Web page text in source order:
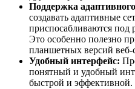
Поддержка
создавать адаптивные
приспосабливаются под
Это особенно полезно
планшетных версий веб-
Удобный интерфейс:
понятный и удобный
быстрой и эффективной.